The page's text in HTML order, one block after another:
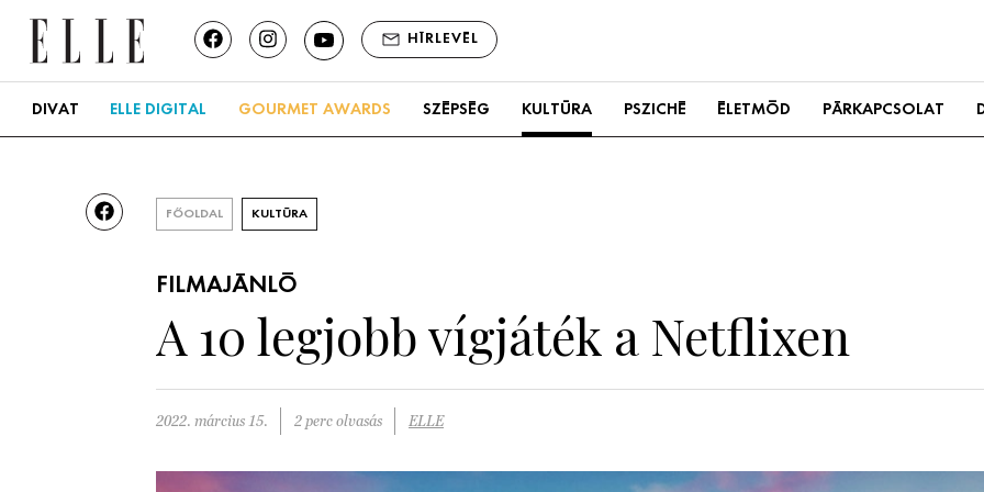
HÍRLEVÉL
DIVAT ELLE DIGITAL GOURMET AWARDS SZÉPSÉG KULTÚRA PSZICHÉ ÉLETMÓD PÁRKAPCSOLAT
FŐOLDAL KULTÚRA
FILMAJÁNLÓ
A 10 legjobb vígjáték a Netflixen
2022. március 15. 2 perc olvasás ELLE